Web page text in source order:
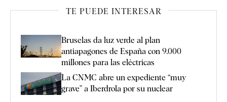
TE PUEDE INTERESAR
Bruselas da luz verde al plan
antiapagones de España con 9.000
millones para las eléctricas
La CNMC abre un expediente “muy
grave” a Iberdrola por su nuclear